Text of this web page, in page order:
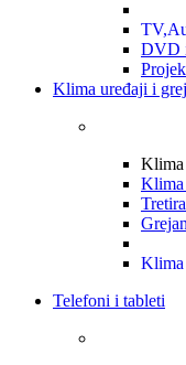
DVD
Klima uređaji i
Klima
Klima
Klima
Telefoni i tableti